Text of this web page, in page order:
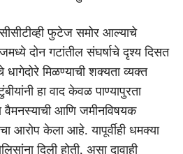
फुटेज समोर आल्याचे
दोन गटांतील संघर्षाचे दृश्य दिसत
धागेदोरे मिळण्याची शक्यता व्यक्त
हा वाद केवळ पाण्यापुरता
वैमनस्याची आणि जमीनविषयक
आरोप केला आहे. यापूर्वीही धमक्या
दिली होती, असा दावाही